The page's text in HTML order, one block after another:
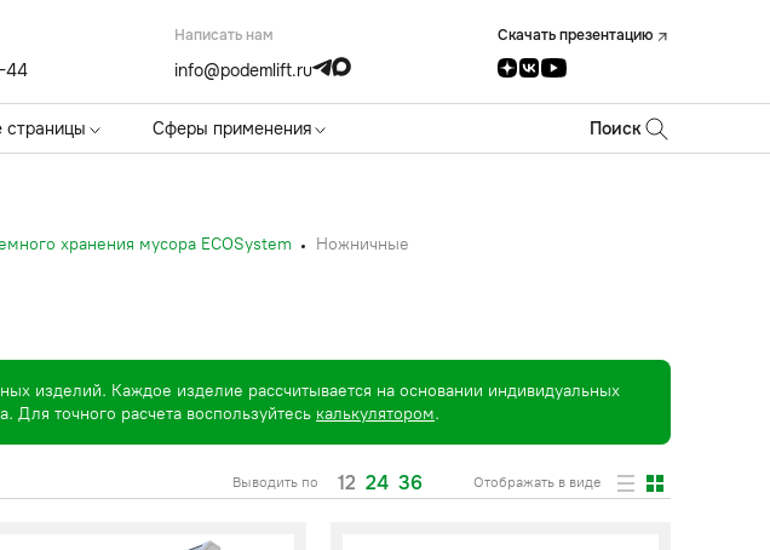
44
Написать нам
info@podemlift.ru
Скачать презентацию
страницы Сферы применения Поиск
хранения мусора ECOSystem Ножничные
изделий. Каждое изделие рассчитывается на основании индивидуальных
Для точного расчета воспользуйтесь калькулятором.
Выводить по 12 24 36 Отображать в виде